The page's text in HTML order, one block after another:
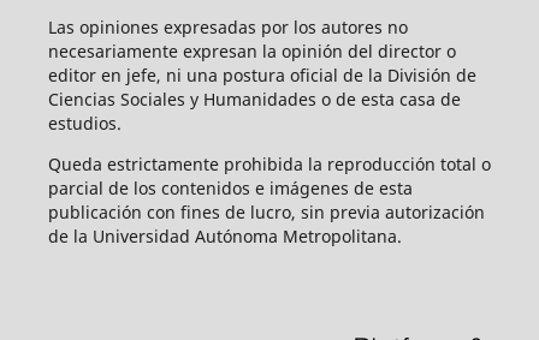
Las opiniones expresadas por los autores no
necesariamente expresan la opinión del director o
editor en jefe, ni una postura oficial de la División de
Ciencias Sociales y Humanidades o de esta casa de
estudios.
Queda estrictamente prohibida la reproducción total o
parcial de los contenidos e imágenes de esta
publicación con fines de lucro, sin previa autorización
de la Universidad Autónoma Metropolitana.